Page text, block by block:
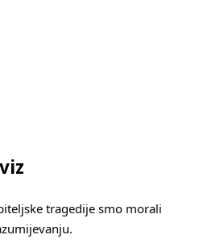
tragedije smo morali